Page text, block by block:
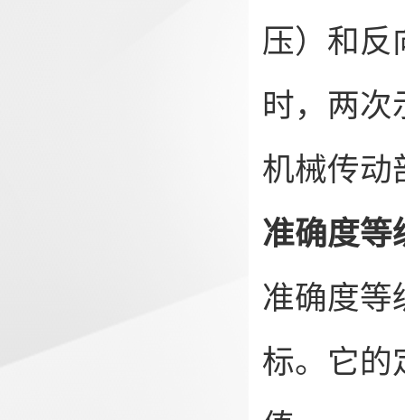
压）和反
时，两次
机械传动
准确度等
准确度等
标。它的